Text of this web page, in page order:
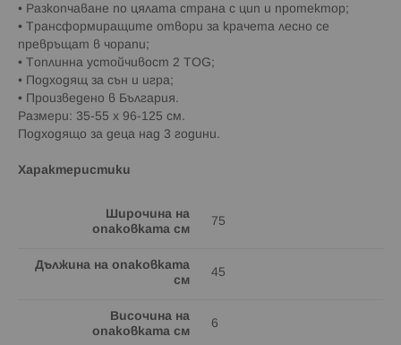
• Разкопчаване по цялата страна с цип и протектор;
• Трансформиращите отвори за крачета лесно се
превръщат в чорапи;
• Топлинна устойчивост 2 TOG;
• Подходящ за сън и игра;
• Произведено в България.
Размери: 35-55 x 96-125 см.
Подходящо за деца над 3 години.
Характеристики
Широчина на
опаковката см
75
Дължина на опаковката
см
45
Височина на
опаковката см
6